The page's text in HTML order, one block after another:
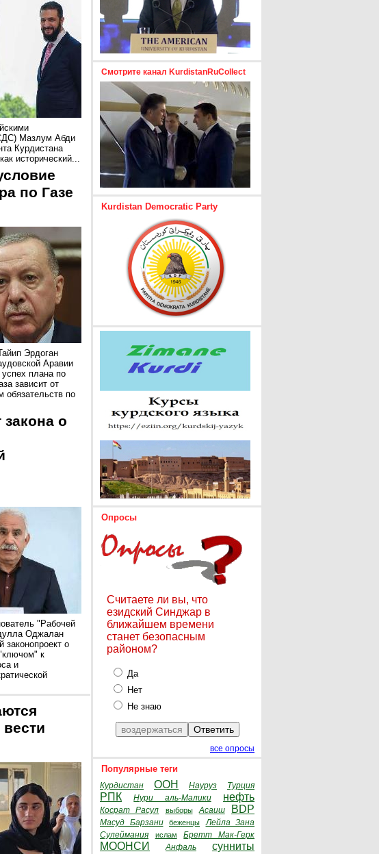
Мазлум Абди
Курдистана
исторический...
по Газе
Эрдоган
Аравии
плана по
зависит от
обязательств по
о
"Рабочей
Оджалан
законопроект о
к
и
Смотрите канал KurdistanRuCollect
Kurdistan Democratic Party
Опросы
Считаете ли вы, что
езидский Синджар в
ближайшем времени
станет безопасным
районом?
Да
Нет
Не знаю
все опросы
Популярные теги
Курдистан ООН Науруз Турция
РПК Нури аль-Малики нефть
Косрат Расул выборы Асаиш BDP
Масуд Барзани беженцы
Лейла Зана
Сулеймания
ислам Бретт Мак-Герк
МООНСИ Анфаль сунниты